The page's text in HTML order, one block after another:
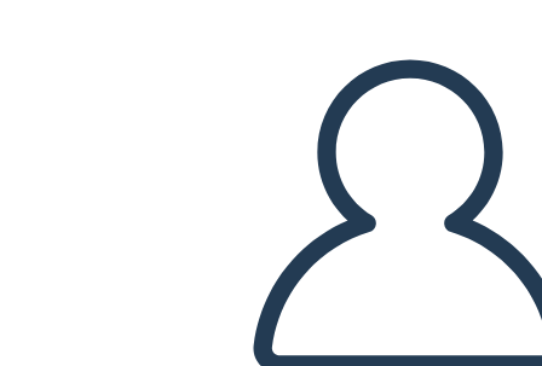
SPILLE AV LYSBILDEFREMVISNING
LES FOR MEG